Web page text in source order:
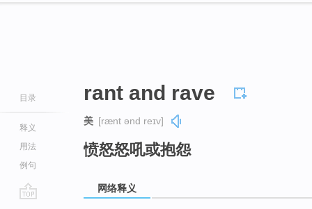
目录
释义
用法
例句
rant and rave
美 [rænt ənd reɪv]
愤怒怒吼或抱怨
网络释义